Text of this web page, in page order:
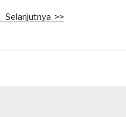
Selanjutnya >>